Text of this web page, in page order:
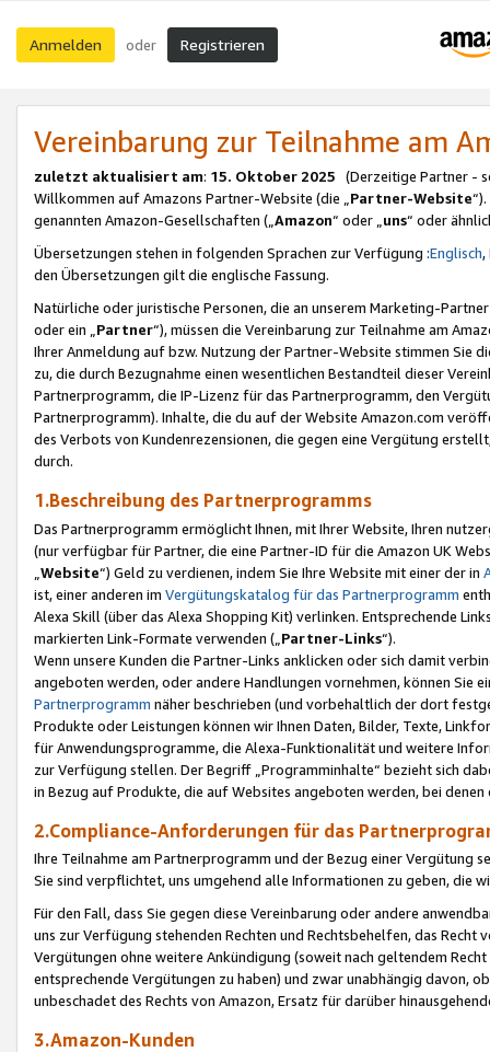
Anmelden oder Registrieren
Vereinbarung zur Teilnahme am
zuletzt aktualisiert am: 15. Oktober 2025 (Derzeitige Partner -
Willkommen auf Amazons Partner-Website (die „Partner-Website
genannten Amazon-Gesellschaften („Amazon“ oder „uns“ oder
Übersetzungen stehen in folgenden Sprachen zur Verfügung :Englisch,
den Übersetzungen gilt die englische Fassung.
Natürliche oder juristische Personen, die an unserem Marketing-
oder ein „Partner“), müssen die Vereinbarung zur Teilnahme am
Ihrer Anmeldung auf bzw. Nutzung der Partner-Website stimmen Sie
zu, die durch Bezugnahme einen wesentlichen Bestandteil dieser
Partnerprogramm, die IP-Lizenz für das Partnerprogramm, den
Partnerprogramm). Inhalte, die du auf der Website Amazon.com
des Verbots von Kundenrezensionen, die gegen eine Vergütung
durch.
1.Beschreibung des Partnerprogramms
Das Partnerprogramm ermöglicht Ihnen, mit Ihrer Website, Ihren
(nur verfügbar für Partner, die eine Partner-ID für die Amazon UK
Website“) Geld zu verdienen, indem Sie Ihre Website mit einer der in
ist, einer anderen im Vergütungskatalog für das Partnerprogramm
Alexa Skill (über das Alexa Shopping Kit) verlinken. Entsprechende
markierten Link-Formate verwenden („ Partner-Links“).
Wenn unsere Kunden die Partner-Links anklicken oder sich damit
angeboten werden, oder andere Handlungen vornehmen, können Sie
Partnerprogramm näher beschrieben (und vorbehaltlich der dort
Produkte oder Leistungen können wir Ihnen Daten, Bilder, Texte,
für Anwendungsprogramme, die Alexa-Funktionalität und weitere
zur Verfügung stellen. Der Begriff „Programminhalte“ bezieht sich
in Bezug auf Produkte, die auf Websites angeboten werden, bei
2.Compliance-Anforderungen für das
Ihre Teilnahme am Partnerprogramm und der Bezug einer Vergütung
Sie sind verpflichtet, uns umgehend alle Informationen zu geben, die
Für den Fall, dass Sie gegen diese Vereinbarung oder andere
uns zur Verfügung stehenden Rechten und Rechtsbehelfen, das
Vergütungen ohne weitere Ankündigung (soweit nach geltendem
entsprechende Vergütungen zu haben) und zwar unabhängig davon,
unbeschadet des Rechts von Amazon, Ersatz für darüber
3.Amazon-Kunden